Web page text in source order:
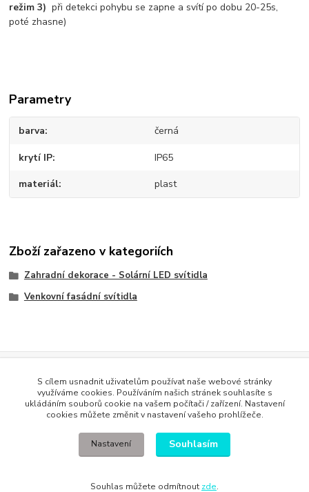
režim 3) při detekci pohybu se zapne a svítí po dobu 20-25s,
poté zhasne)
Parametry
barva černá
krytí IP IP65
materiál plast
Zboží zařazeno v kategoriích
Zahradní dekorace - Solární LED svítidla
Venkovní fasádní svítidla
Podle zákona o evidenci tržeb je prodávající povinen vystavit
kupujícímu účtenku. Zároveň je povinen zaevidovat přijatou tržbu u
správce daně online; v případě technického výpadku pak nejpozději do
S cílem usnadnit uživatelům používat naše webové stránky
využíváme cookies. Používáním našich stránek souhlasíte s
ukládáním souborů cookie na vašem počítači / zařízení. Nastavení
cookies můžete změnit v nastavení vašeho prohlížeče.
Nastavení Souhlasím
Souhlas můžete odmítnout zde.